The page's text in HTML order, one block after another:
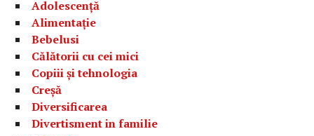
Adolescență
Alimentație
Bebelusi
Călătorii cu cei mici
Copiii și tehnologia
Creșă
Diversificarea
Divertisment in familie